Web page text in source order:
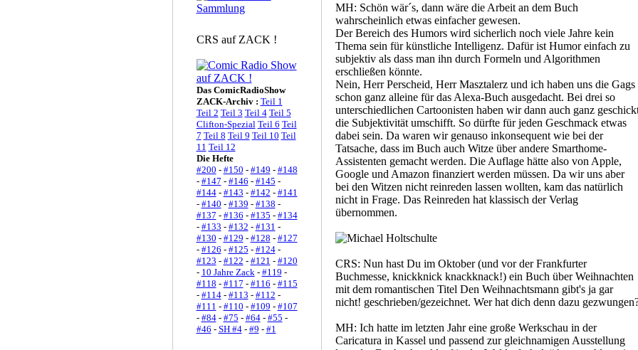
CRS auf ZACK !
Das ComicRadioShow
ZACK-Archiv : Teil 1
Teil 2 Teil 3 Teil 4 Teil 5
Clifton-Spezial Teil 6 Teil
7 Teil 8 Teil 9 Teil 10 Teil
11 Teil 12
Die Hefte
#200 - #150 - #149 - #148
- #147 - #146 - #145 -
#144- #143 - #142 - #141
- #140 - #139 - #138 -
#137 - #136 - #135 - #134
- #133 - #132 - #131 -
#130 - #129 - #128 - #127
- #126 - #125 - #124-
#123 - #122 - #121 - #120
- 10 Jahre Zack- #119 -
#118 - #117 - #116 - #115
- #114- #113 - #112 -
#111 - #110 - #109 - #107
- #84- #75 - #64- #55 -
#46 - SH #4- #9 - #1
MH: Schön wär´s, dann wäre die Arbeit an dem Buch
wahrscheinlich etwas einfacher gewesen.
Der Bereich des Humors wird sicherlich noch viele Jahre kein
Thema sein für künstliche Intelligenz. Dafür ist Humor einfach zu
subjektiv als dass man ihn durch Formeln und Algorithmen
erschließen könnte.
Nein, Herr Perscheid, Herr Masztalerz und ich haben uns die Gags
schon ganz alleine für das Alexa-Buch ausgedacht. Bei drei so
unterschiedlichen Cartoonisten haben wir dann auch ganz
die Subjektivität umschifft. So dürfte für jeden Geschmack etwas
dabei sein. Da waren wir genauso inkonsequent wie bei der
Tatsache, dass im Buch auch Witze über andere Smarthome-
Assistenten gemacht werden. Die Auflage hätte also von Apple,
Google und Amazon finanziert werden müssen. Da wir uns aber
bei den Witzen nicht reinreden lassen wollten, kam das natürlich
nicht in Frage. Das Reinreden hat klassisch der Verlag
übernommen.
CRS: Nun hast Du im Oktober (und vor der Frankfurter
Buchmesse, knickknick knackknack!) ein Buch über Weihnachten
mit dem romantischen Titel Den Weihnachtsmann gibt's ja gar
nicht! geschrieben/gezeichnet. Wer hat dich denn dazu
MH: Ich hatte im letzten Jahr eine große Werkschau in der
Caricatura in Kassel und passend zur gleichnamigen Ausstellung